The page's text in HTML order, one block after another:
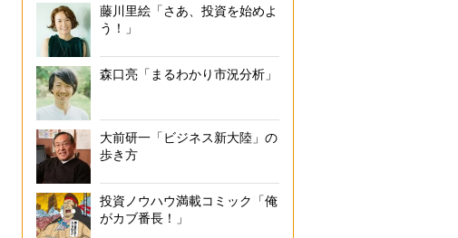
藤川里絵「さあ、投資を始めよ
う！」
森口亮「まるわかり市況分析」
大前研一「ビジネス新大陸」の
歩き方
投資ノウハウ満載コミック「俺
がカブ番長！」